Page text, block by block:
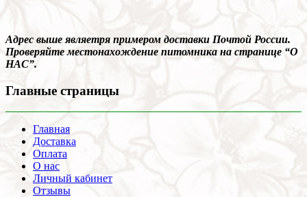
Адрес выше являетря примером доставки Почтой России.
Проверяйте местонахождение питомника на странице “О
НАС”.
Главные страницы
Главная
Доставка
Оплата
О нас
Личный кабинет
Отзывы